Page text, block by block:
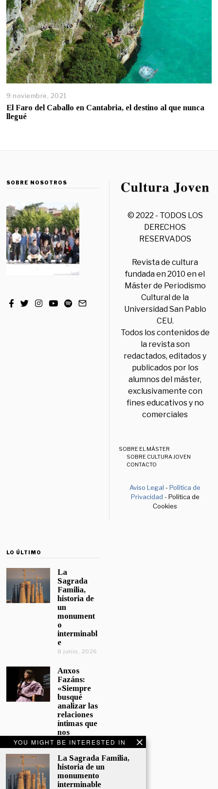
YOU MIGHT BE INTERESTED IN
La Sagrada Familia,
historia de un
monumento
interminable
9 noviembre, 2021
El Faro del Caballo en Cantabria, el destino al que nunca
llegué
SOBRE NOSOTROS
© 2022 - TODOS LOS
DERECHOS
RESERVADOS
Revista de cultura
fundada en 2010 en el
Máster de Periodismo
Cultural de la
Universidad San Pablo
CEU.
Todos los contenidos de
la revista son
redactados, editados y
publicados por los
alumnos del máster,
exclusivamente con
fines educativos y no
comerciales
SOBRE EL MÁSTER
SOBRE CULTURA JOVEN
CONTACTO
Aviso Legal -Política de
Privacidad - Política de
Cookies
LO ÚLTIMO
La
Sagrada
Familia,
historia de
un
monument
o
interminabl
e
8 junio, 2026
Anxos
Fazáns:
«Siempre
busqué
analizar las
relaciones
íntimas que
nos
afectan»
5 junio, 2026
El hijo de la
cómica, el